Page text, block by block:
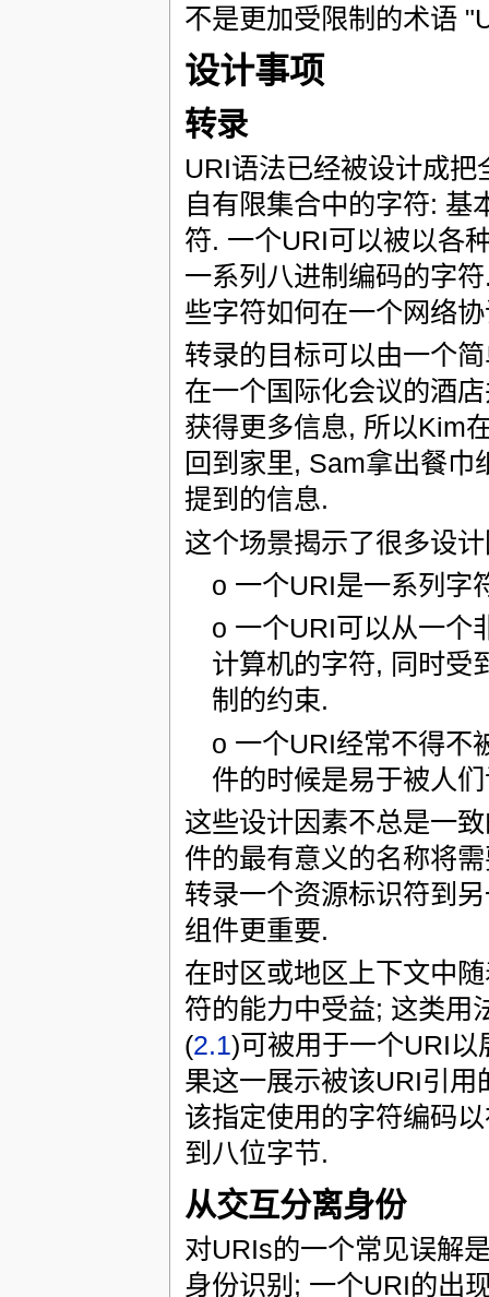
不是更加受限制的术语
设计事项
转录
URI语法已经被设计成
自有限集合中的字符: 基
符. 一个URI可以被以各
一系列八进制编码的字
些字符如何在一个网络
转录的目标可以由一个
在一个国际化会议的酒
获得更多信息, 所以Kim
回到家里, Sam拿出餐
提到的信息.
这个场景揭示了很多设
o 一个URI是一系列字
o 一个URI可以从一个
计算机的字符, 同时受
制的约束.
o 一个URI经常不得不
件的时候是易于被人
这些设计因素不总是一
件的最有意义的名称将
转录一个资源标识符到
组件更重要.
在时区或地区上下文中
符的能力中受益; 这类用
(2.1)可被用于一个URI
果这一展示被该URI引
该指定使用的字符编码
到八位字节.
从交互分离身份
对URIs的一个常见误解
身份识别; 一个URI的出